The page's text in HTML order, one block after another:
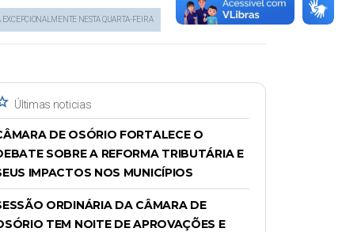
EXCEPCIONALMENTE NESTA QUARTA-FEIRA
Últimas noticias
DE OSÓRIO FORTALECE O
SOBRE A REFORMA TRIBUTÁRIA E
IMPACTOS NOS MUNICÍPIOS
ORDINÁRIA DA CÂMARA DE
TEM NOITE DE APROVAÇÕES E